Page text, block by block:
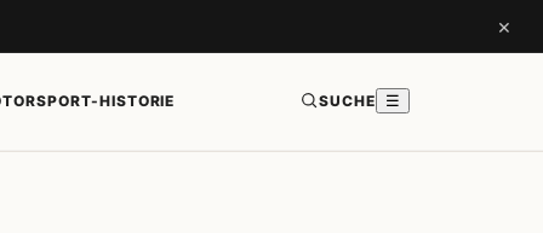
×
HISTORIE SUCHE ☰